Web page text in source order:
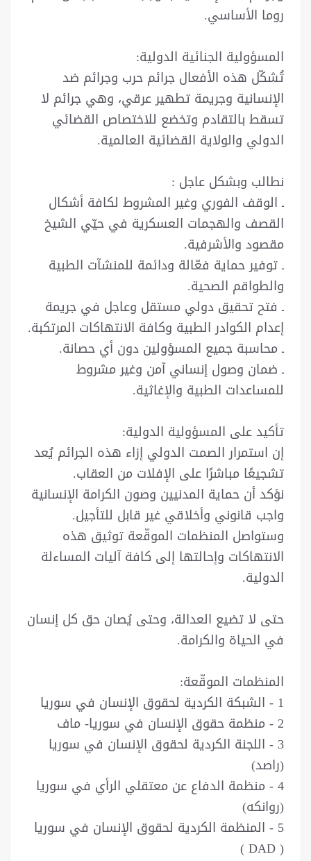
روما الأساسي.
المسؤولية الجنائية الدولية:
تُشكّل هذه الأفعال جرائم حرب وجرائم ضد
الإنسانية وجريمة تطهير عرقي، وهي جرائم لا
تسقط بالتقادم وتخضع للاختصاص القضائي
الدولي والولاية القضائية العالمية.
نطالب وبشكل عاجل :
ـ الوقف الفوري وغير المشروط لكافة أشكال
القصف والهجمات العسكرية في حيّي الشيخ
مقصود والأشرفية.
ـ توفير حماية فعّالة ودائمة للمنشآت الطبية
والطواقم الصحية.
ـ فتح تحقيق دولي مستقل وعاجل في جريمة
إعدام الكوادر الطبية وكافة الانتهاكات المرتكبة.
ـ محاسبة جميع المسؤولين دون أي حصانة.
ـ ضمان وصول إنساني آمن وغير مشروط
للمساعدات الطبية والإغاثية.
تأكيد على المسؤولية الدولية:
إن استمرار الصمت الدولي إزاء هذه الجرائم يُعد
تشجيعًا مباشرًا على الإفلات من العقاب.
نؤكد أن حماية المدنيين وصون الكرامة الإنسانية
واجب قانوني وأخلاقي غير قابل للتأجيل.
وستواصل المنظمات الموقّعة توثيق هذه
الانتهاكات وإحالتها إلى كافة آليات المساءلة
الدولية.
حتى لا تضيع العدالة، وحتى يُصان حق كل إنسان
في الحياة والكرامة.
المنظمات الموقّعة:
1 - الشبكة الكردية لحقوق الإنسان في سوريا
2 - منظمة حقوق الإنسان في سوريا- ماف
3 - اللجنة الكردية لحقوق الإنسان في سوريا
(راصد)
4 - منظمة الدفاع عن معتقلي الرأي في سوريا
(روانكه)
5 - المنظمة الكردية لحقوق الإنسان في سوريا
( DAD )